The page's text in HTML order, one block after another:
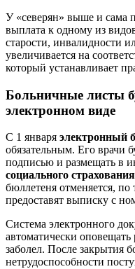
У «северян» выше и сама
выплата к одному из
старости, инвалидности
увеличивается на
который устанавливает
Больничные листы
электронном виде
С 1 января электронный
обязательным. Его врачи
подписью и размещать в
социального страхования
бюллетеня отменяется,
предоставят выписку с
Система электронного
автоматически оповещать
заболел. После закрытия
нетрудоспособности